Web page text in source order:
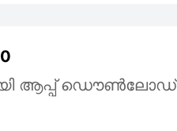
ആപ്പ് ഡൌൺലോഡ്